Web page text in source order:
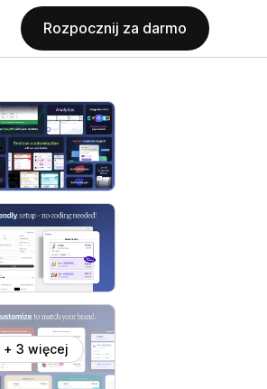
Rozpocznij za darmo
+ 3 więcej